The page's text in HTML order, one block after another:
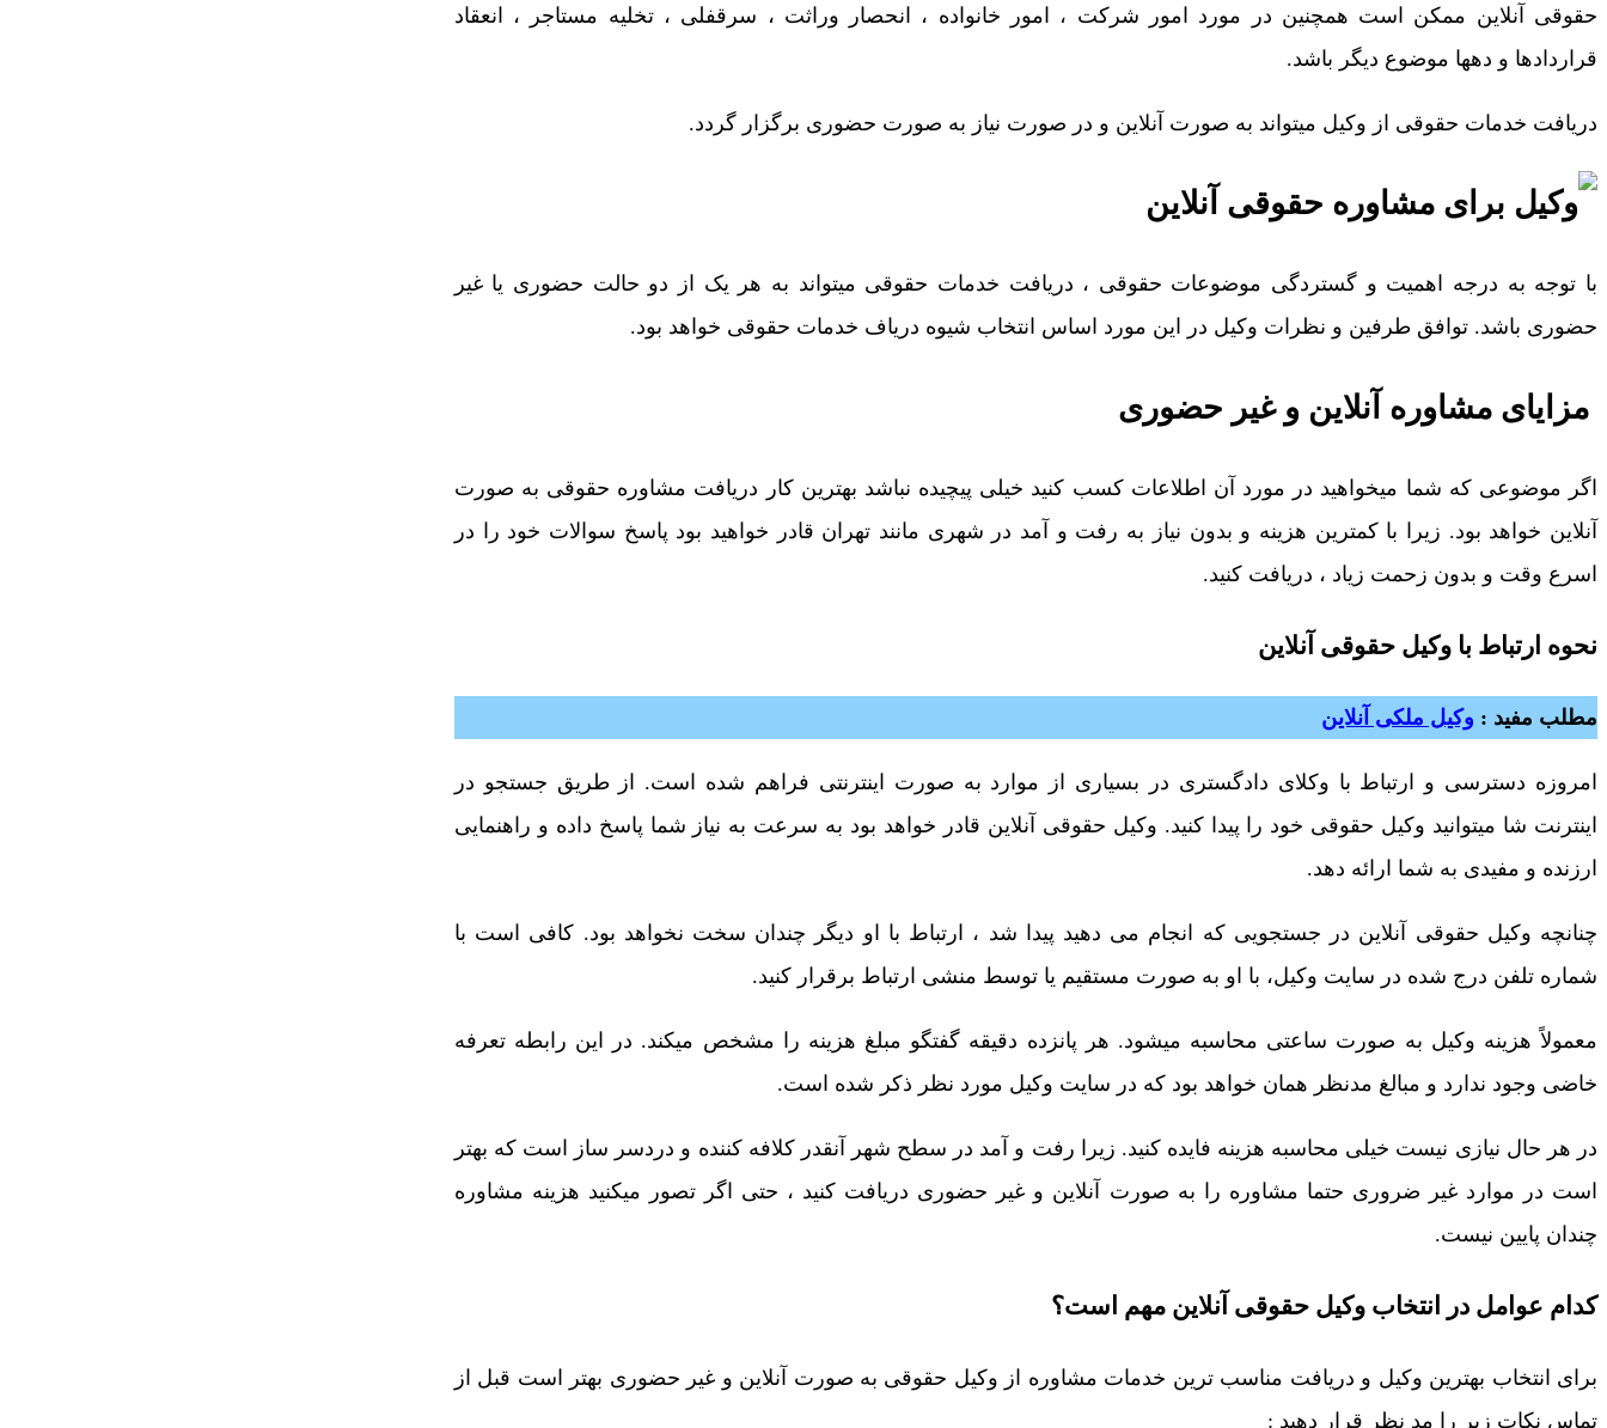
حقوقی آنلاین ممکن است همچنین در مورد امور شرکت ، امور خانواده ، انحصار وراثت ، سرقفلی ، تخلیه مستاجر ، انعقاد
قراردادها و دهها موضوع دیگر باشد.
دریافت خدمات حقوقی از وکیل میتواند به صورت آنلاین و در صورت نیاز به صورت حضوری برگزار گردد.
با توجه به درجه اهمیت و گستردگی موضوعات حقوقی ، دریافت خدمات حقوقی میتواند به هر یک از دو حالت حضوری یا غیر
حضوری باشد. توافق طرفین و نظرات وکیل در این مورد اساس انتخاب شیوه دریاف خدمات حقوقی خواهد بود.
مزایای مشاوره آنلاین و غیر حضوری
اگر موضوعی که شما میخواهید در مورد آن اطلاعات کسب کنید خیلی پیچیده نباشد بهترین کار دریافت مشاوره حقوقی به صورت
آنلاین خواهد بود. زیرا با کمترین هزینه و بدون نیاز به رفت و آمد در شهری مانند تهران قادر خواهید بود پاسخ سوالات خود را در
اسرع وقت و بدون زحمت زیاد ، دریافت کنید.
نحوه ارتباط با وکیل حقوقی آنلاین
مطلب مفید : وکیل ملکی آنلاین
امروزه دسترسی و ارتباط با وکلای دادگستری در بسیاری از موارد به صورت اینترنتی فراهم شده است. از طریق جستجو در
اینترنت شا میتوانید وکیل حقوقی خود را پیدا کنید. وکیل حقوقی آنلاین قادر خواهد بود به سرعت به نیاز شما پاسخ داده و راهنمایی
ارزنده و مفیدی به شما ارائه دهد.
چنانچه وکیل حقوقی آنلاین در جستجویی که انجام می دهید پیدا شد ، ارتباط با او دیگر چندان سخت نخواهد بود. کافی است با
شماره تلفن درج شده در سایت وکیل، با او به صورت مستقیم یا توسط منشی ارتباط برقرار کنید.
معمولاً هزینه وکیل به صورت ساعتی محاسبه میشود. هر پانزده دقیقه گفتگو مبلغ هزینه را مشخص میکند. در این رابطه تعرفه
خاضی وجود ندارد و مبالغ مدنظر همان خواهد بود که در سایت وکیل مورد نظر ذکر شده است.
در هر حال نیازی نیست خیلی محاسبه هزینه فایده کنید. زیرا رفت و آمد در سطح شهر آنقدر کلافه کننده و دردسر ساز است که بهتر
است در موارد غیر ضروری حتما مشاوره را به صورت آنلاین و غیر حضوری دریافت کنید ، حتی اگر تصور میکنید هزینه مشاوره
چندان پایین نیست.
کدام عوامل در انتخاب وکیل حقوقی آنلاین مهم است؟
برای انتخاب بهترین وکیل و دریافت مناسب ترین خدمات مشاوره از وکیل حقوقی به صورت آنلاین و غیر حضوری بهتر است قبل از
تماس نکات زیر را مد نظر قرار دهید :